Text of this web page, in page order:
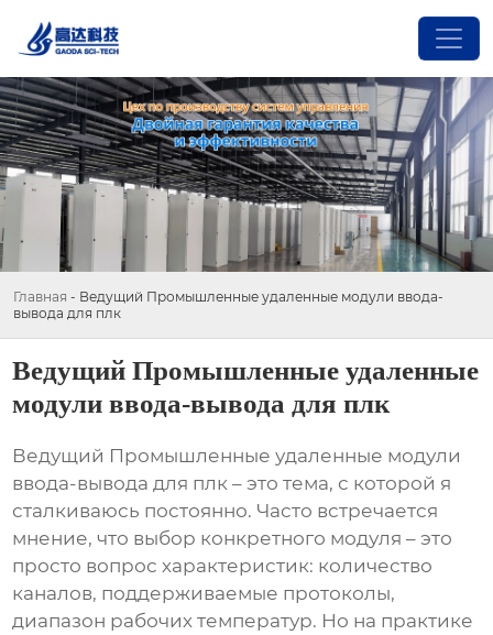
Главная - Ведущий Промышленные удаленные модули ввода-
вывода для плк
Ведущий Промышленные удаленные
модули ввода-вывода для плк
Ведущий Промышленные удаленные модули
ввода-вывода для плк – это тема, с которой я
сталкиваюсь постоянно. Часто встречается
мнение, что выбор конкретного модуля – это
просто вопрос характеристик: количество
каналов, поддерживаемые протоколы,
диапазон рабочих температур. Но на практике